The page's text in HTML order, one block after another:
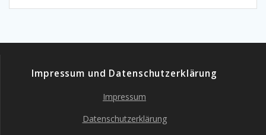
Impressum und Datenschutzerklärung
Impressum
Datenschutzerklärung